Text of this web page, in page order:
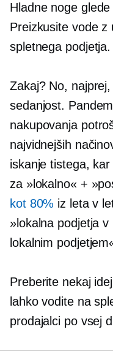
Hladne noge
Preizkusite vode z
spletnega podjetja.
Zakaj? No,
sedanjost.
nakupovanja
najvidnejših
iskanje tistega,
za »lokalno« +
kot 80% iz leta v
»lokalna podjetja
lokalnim
Preberite nekaj
lahko vodite na
prodajalci po vsej